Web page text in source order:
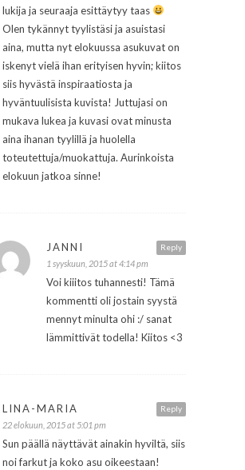
lukija ja seuraaja esittäytyy taas
Olen tykännyt tyylistäsi ja asuistasi
aina, mutta nyt elokuussa asukuvat on
iskenyt vielä ihan erityisen hyvin; kiitos
siis hyvästä inspiraatiosta ja
hyväntuulisista kuvista! Juttujasi on
mukava lukea ja kuvasi ovat minusta
aina ihanan tyylillä ja huolella
toteutettuja/muokattuja. Aurinkoista
elokuun jatkoa sinne!
Reply
JANNI
1 syyskuun, 2015 at 4:14 pm
Voi kiiitos tuhannesti! Tämä
kommentti oli jostain syystä
mennyt minulta ohi :/ sanat
lämmittivät todella! Kiitos <3
Reply
LINA-MARIA
22 elokuun, 2015 at 5:01 pm
Sun päällä näyttävät ainakin hyviltä, siis
noi farkut ja koko asu oikeestaan!